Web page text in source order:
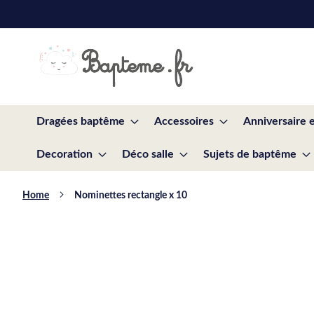
to
Dragées baptême Accessoires Anniversaire
Decoration Déco salle Sujets de baptême
Home Nominettes rectangle x 10